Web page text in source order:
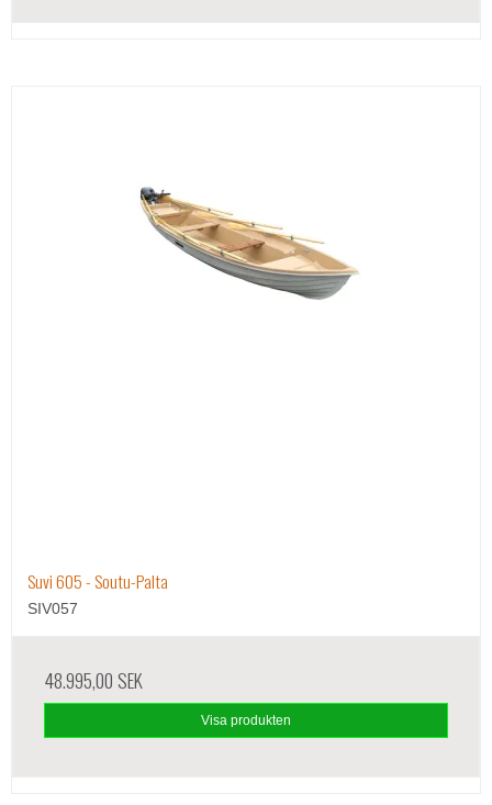
Suvi 605 - Soutu-Palta
SIV057
48.995,00 SEK
Visa produkten